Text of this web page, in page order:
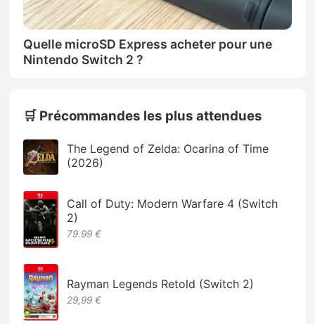
Quelle microSD Express acheter pour une
Nintendo Switch 2 ?
🛒 Précommandes les plus attendues
The Legend of Zelda: Ocarina of Time
(2026)
Call of Duty: Modern Warfare 4 (Switch
2)
79.99 €
Rayman Legends Retold (Switch 2)
29,99 €